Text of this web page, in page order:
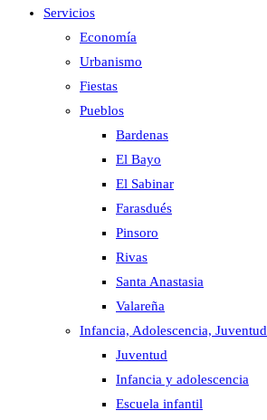
Servicios
Economía
Urbanismo
Fiestas
Pueblos
Bardenas
El Bayo
El Sabinar
Farasdués
Pinsoro
Rivas
Santa Anastasia
Valareña
Infancia, Adolescencia, Juventud
Juventud
Infancia y adolescencia
Escuela infantil